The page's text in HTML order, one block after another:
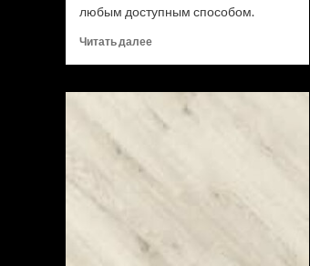
любым доступным способом.
Читать далееПрочитать
Кварцвиниловая
плитка
Tanto
Oak